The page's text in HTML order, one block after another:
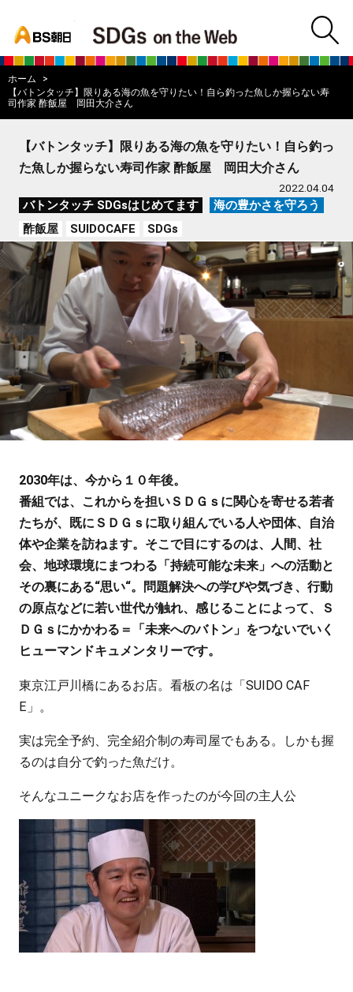
BS朝日SDGs
ホーム
【バトンタッチ】限りある海の魚を守りたい！自ら釣った魚しか握らない寿
司作家 酢飯屋 岡田大介さん
【バトンタッチ】限りある海の魚を守りたい！自ら釣っ
た魚しか握らない寿司作家 酢飯屋 岡田大介さん
2022.04.04
バトンタッチ SDGsはじめてます
海の豊かさを守ろう
酢飯屋
SUIDOCAFE SDGs
2030年は、今から１０年後。
番組では、これからを担いＳＤＧｓに関心を寄せる若者
たちが、既にＳＤＧｓに取り組んでいる人や団体、自治
体や企業を訪ねます。そこで目にするのは、人間、社
会、地球環境にまつわる「持続可能な未来」への活動と
その裏にある“思い“。問題解決への学びや気づき、行動
の原点などに若い世代が触れ、感じることによって、Ｓ
ＤＧｓにかかわる＝「未来へのバトン」をつないでいく
ヒューマンドキュメンタリーです。
東京江戸川橋にあるお店。看板の名は「SUIDO CAF
E」。
実は完全予約、完全紹介制の寿司屋でもある。しかも握
るのは自分で釣った魚だけ。
そんなユニークなお店を作ったのが今回の主人公